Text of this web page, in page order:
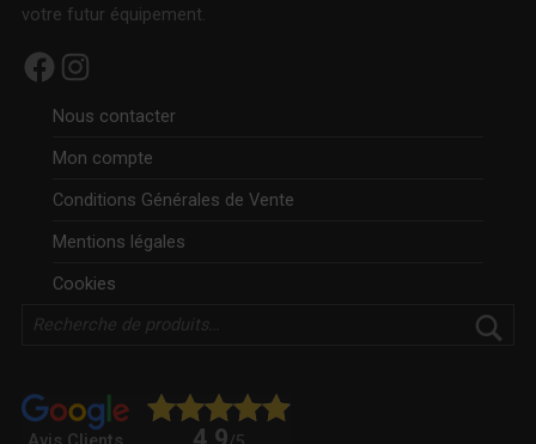
votre futur équipement.
Facebook Instagram
Nous contacter
Mon compte
Conditions Générales de Vente
Mentions légales
Cookies